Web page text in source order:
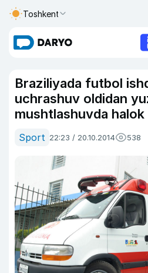
Toshkent
Braziliyada futbol
uchrashuv oldidan
mushtlashuvda halok
Sport 22:23 / 20.10.2014 538